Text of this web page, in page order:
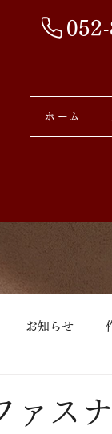
ホーム
お知らせ
ァス